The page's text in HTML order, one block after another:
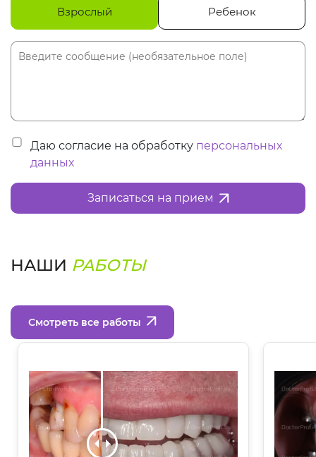
Взрослый Ребенок
Даю согласие на обработку персональных
данных
Записаться на прием
НАШИ РАБОТЫ
Смотреть все работы